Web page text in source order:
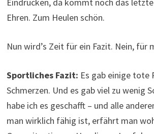
man wirklich fähig ist, erfährt man
Grenzsituationen. Um diesen Lauf
beißen können und ein gutes Team um
Zumindest habe ich jetzt keine Angst
meine Knochen einen Marathon nicht
Gerade Faszienrollen können Wunder
Menschliches Fazit: Ein in jeder